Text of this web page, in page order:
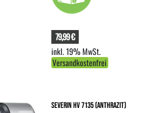
79,99 €
inkl. 19% MwSt.
Versandkostenfrei
Severin HV 7135 (anthrazit)